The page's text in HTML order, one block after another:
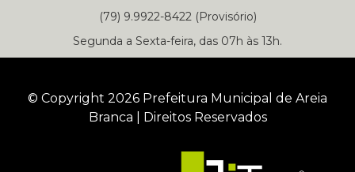
(79) 9.9922-8422 (Provisório)
Segunda a Sexta-feira, das 07h às 13h.
© Copyright 2026 Prefeitura Municipal de Areia
Branca | Direitos Reservados